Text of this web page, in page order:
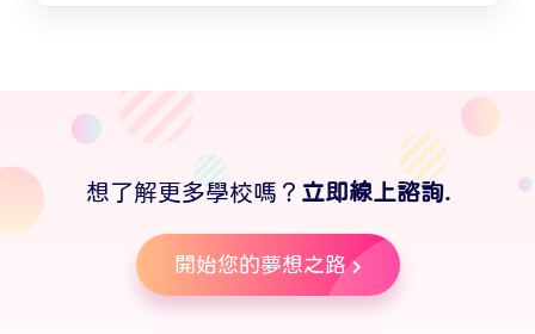
想了解更多學校嗎？ 立即線上諮詢.
開始您的夢想之路